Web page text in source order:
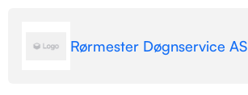
Rørmester Døgnservice AS